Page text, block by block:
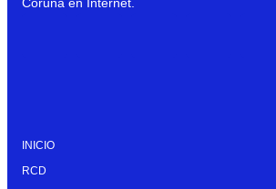
Coruña en Internet.
INICIO
RCD